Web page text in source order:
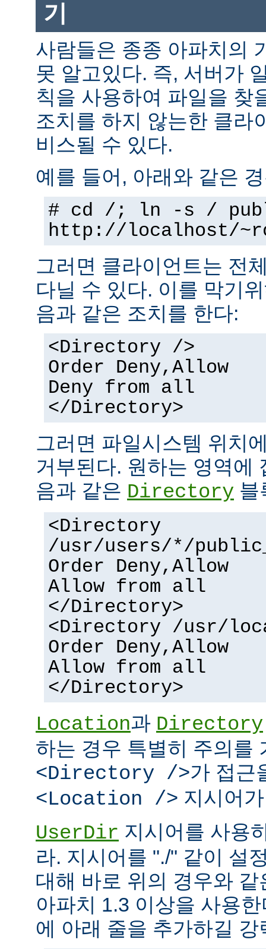
기
사람들은 종종 아파치의
못 알고있다. 즉, 서버가
칙을 사용하여 파일을 찾
조치를 하지 않는한 클라
비스될 수 있다.
예를 들어, 아래와 같은
# cd /; ln -s /
http://localhost/
그러면 클라이언트는 전
다닐 수 있다. 이를 막기
음과 같은 조치를 한다:
<Directory />
Order Deny,Allow
Deny from all
</Directory>
그러면 파일시스템 위치
거부된다. 원하는 영역에
음과 같은 Directory 블
<Directory
/usr/users/*/
Order Deny,Allow
Allow from all
</Directory>
<Directory /usr/
Order Deny,Allow
Allow from all
</Directory>
Location과 Directory
하는 경우 특별히 주의를
<Directory />가 접근
<Location /> 지시어
UserDir 지시어를 사용
라. 지시어를 "./" 같이 설
대해 바로 위의 경우와
아파치 1.3 이상을 사용
에 아래 줄을 추가하길 강